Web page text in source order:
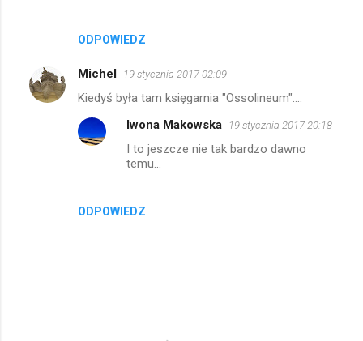
ODPOWIEDZ
Michel 19 stycznia 2017 02:09
Kiedyś była tam księgarnia "Ossolineum"....
ODPOWIEDZ
Iwona Makowska 19 stycznia 2017 20:18
I to jeszcze nie tak bardzo dawno
temu...